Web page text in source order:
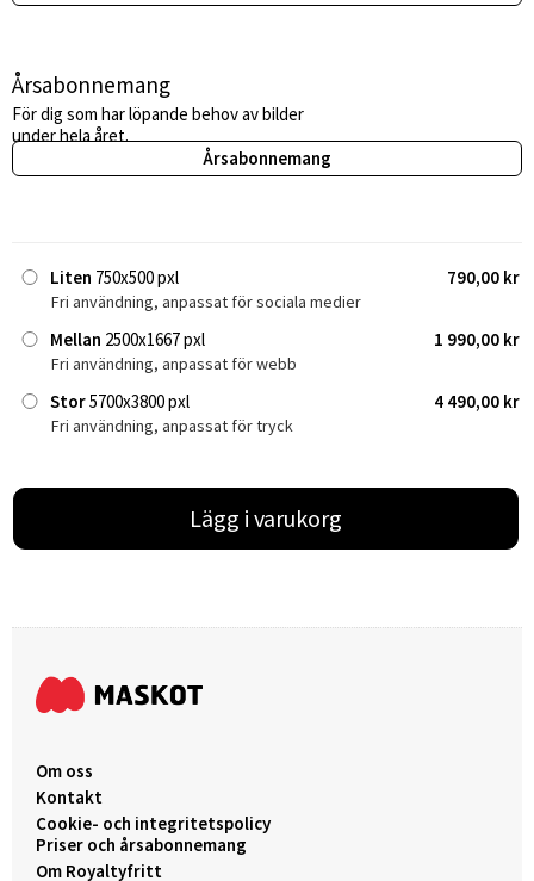
Årsabonnemang
För dig som har löpande behov av bilder
under hela året.
Årsabonnemang
Liten 750x500 pxl 790,00 kr
Fri användning, anpassat för sociala medier
Mellan 2500x1667 pxl 1 990,00 kr
Fri användning, anpassat för webb
Stor5700x3800 pxl 4 490,00 kr
Fri användning, anpassat för tryck
Lägg i varukorg
Om oss
Kontakt
Cookie- och integritetspolicy
Priser och årsabonnemang
Om Royaltyfritt